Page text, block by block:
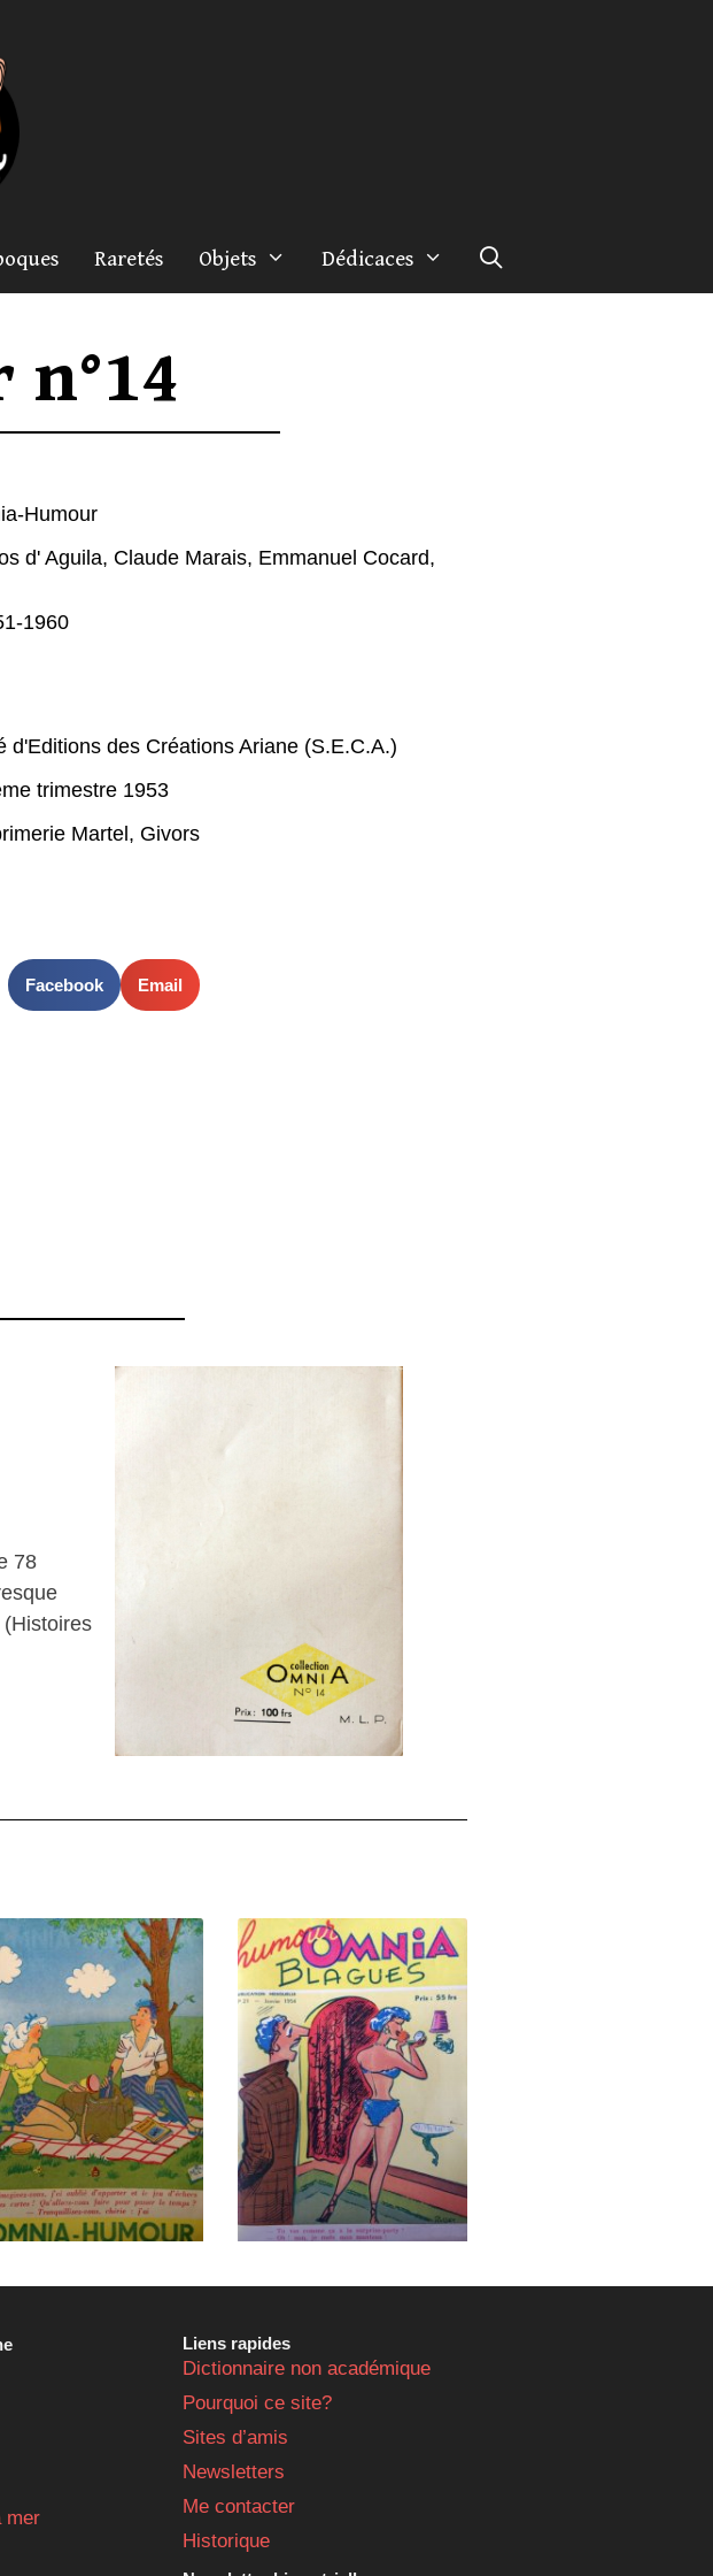
Raretés Objets Dédicaces
Humour
d' Aguila, Claude Marais, Emmanuel Cocard,
1960
d'Editions des Créations Ariane (S.E.C.A.)
trimestre 1953
Martel, Givors
Facebook Email
78
mer
Liens rapides
Dictionnaire non académique
Pourquoi ce site?
Sites d’amis
Newsletters
Me contacter
Historique